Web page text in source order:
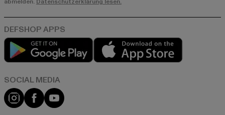
abmelden. Datenschutzerklärung lesen.
Play market
Instagram
FacebookYouTube